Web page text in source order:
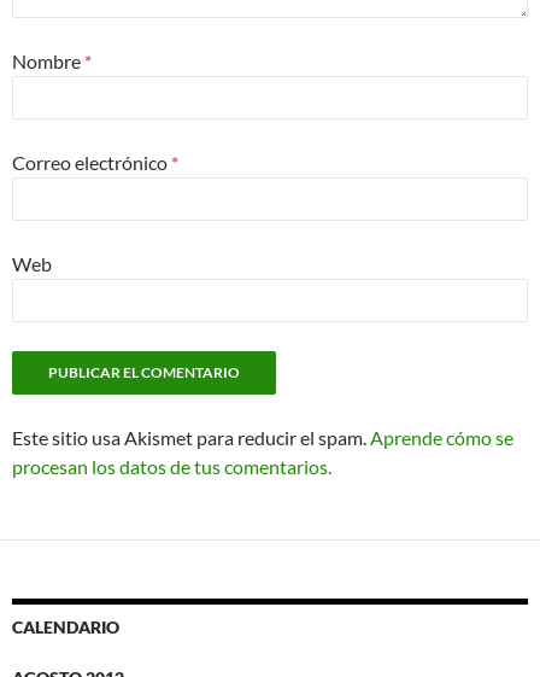
Nombre *
Correo electrónico *
Web
Este sitio usa Akismet para reducir el spam.Aprende cómo se
procesan los datos de tus comentarios.
CALENDARIO